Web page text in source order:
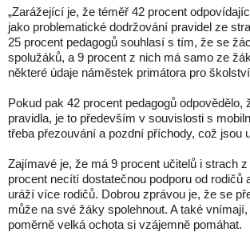
„Zarážející je, že téměř 42 procent
jako problematické dodržování pravidel ze
25 procent pedagogů souhlasí s tím, že se
spolužáků, a 9 procent z nich má samo ze
některé údaje náměstek primátora pro
Pokud pak 42 procent pedagogů odpovědělo,
pravidla, je to především v souvislosti s
třeba přezouvání a pozdní příchody, což jsou
Zajímavé je, že má 9 procent učitelů i strach
procent necítí dostatečnou podporu od rodičů
uráží více rodičů. Dobrou zprávou je, že se
může na své žáky spolehnout. A také
poměrně velká ochota si vzájemně pomáhat.